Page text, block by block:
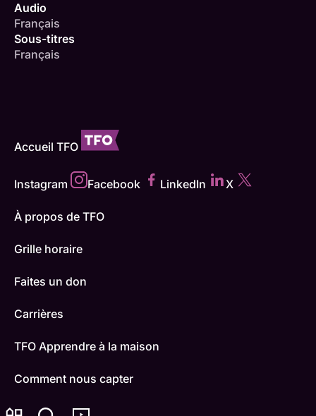
Audio
Français
Sous-titres
Français
Accueil TFO
Instagram Facebook LinkedIn X
À propos de TFO
Grille horaire
Faites un don
Carrières
TFO Apprendre à la maison
Comment nous capter
Contactez-nous